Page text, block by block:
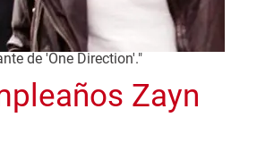
de 'One Direction'."
Zayn